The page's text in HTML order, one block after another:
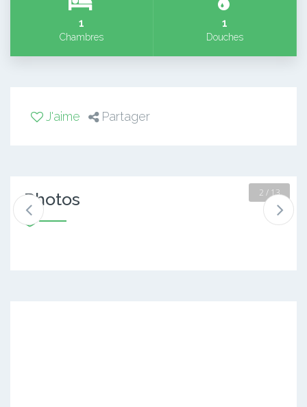
1
Chambres
1
Douches
J'aime Partager
Photos 2 / 13